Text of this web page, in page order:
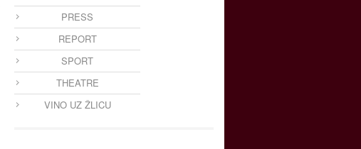
PRESS
REPORT
SPORT
THEATRE
VINO UZ ŽLICU